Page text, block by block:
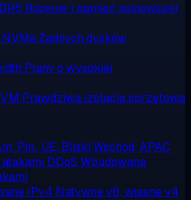
Rdzenie i pamięć najnowszej
Żadnych dysków
Plany o wysokiej
Prawdziwa izolacja sprzętowa
Płn., UE, Bliski Wschód, APAC
DDoS Wbudowana
IPv4 Natywne v6, własne v4